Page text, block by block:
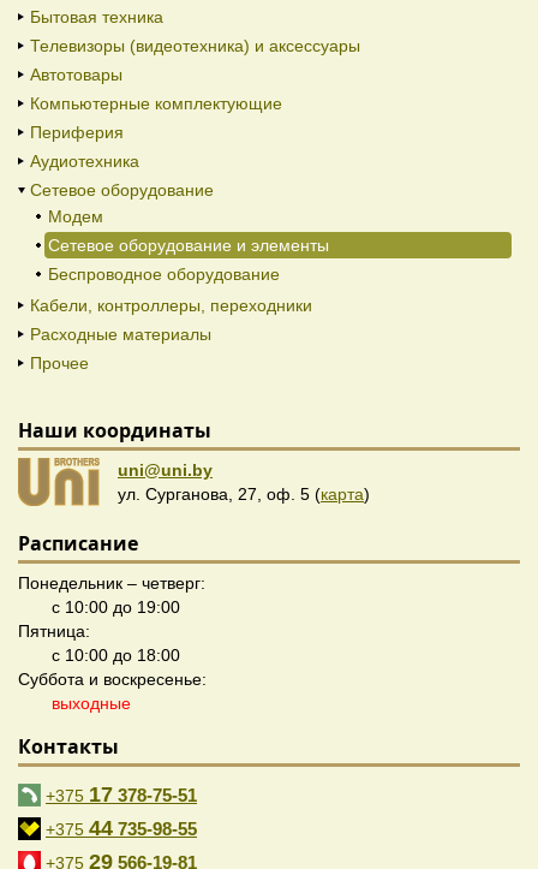
Бытовая техника
Телевизоры (видеотехника) и аксессуары
Автотовары
Компьютерные комплектующие
Периферия
Аудиотехника
Сетевое оборудование
Модем
Сетевое оборудование и элементы
Беспроводное оборудование
Кабели, контроллеры, переходники
Расходные материалы
Прочее
Наши координаты
uni@uni.by
ул. Сурганова, 27, оф. 5 (карта)
Расписание
Понедельник – четверг:
с 10:00 до 19:00
Пятница:
с 10:00 до 18:00
Суббота и воскресенье:
выходные
Контакты
+375 17 378-75-51
+375 44 735-98-55
+375 29 566-19-81